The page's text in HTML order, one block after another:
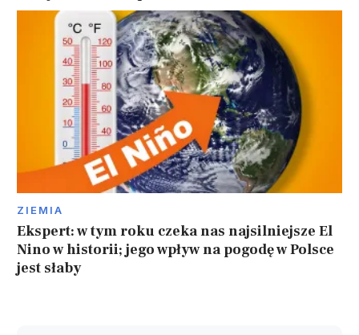
ZIEMIA
Ekspert: w tym roku czeka nas najsilniejsze El
Nino w historii; jego wpływ na pogodę w Polsce
jest słaby